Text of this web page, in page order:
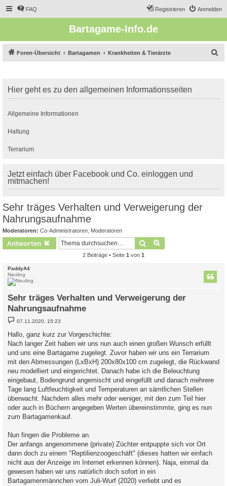
FAQ Anmelden
Registrieren
Bartagame-Info.de
Foren-Übersicht Bartagamen Krankheiten & Tierärzte
e
Hier geht es zu den allgemeinen Informationsseiten
Allgemeine Informationen
Haltung
Terrarium
Jetzt einfach über Facebook und Co. einloggen und
mitmachen!
Sehr träges Verhalten und Verweigerung der
Nahrungsaufnahme
Moderatoren: Co-Administratoren Moderatoren
Antworten Suche
2 Beiträge • Seite 1 von 1
PaddyA4
Neuling
Sehr träges Verhalten und Verweigerung der
Nahrungsaufnahme
B
e
i
t
r
a
g
07.11.2020, 15:23
Hallo, ganz kurz zur Vorgeschichte:
Nach langer Zeit haben wir uns nun auch einen großen Wunsch erfüllt
und uns eine Bartagame zugelegt. Zuvor haben wir uns ein Terrarium
mit den Abmessungen (LxBxH) 200x80x100 cm zugelegt, die Rückwand
neu modelliert und eingerichtet. Danach habe ich die Beleuchtung
eingebaut, Bodengrund angemischt und eingefüllt und danach mehrere
Tage lang Luftfeuchtigkeit und Temperaturen an sämtlichen Stellen
überwacht. Nachdem alles mehr oder weniger, mit den zum Teil hier
oder auch in Büchern angegeben Werten übereinstimmte, ging es nun
zum Bartagamenkauf.
Nun fingen die Probleme an.
Der anfangs angenommene (private) Züchter entpuppte sich vor Ort
dann doch zu einem "Reptilienzoogeschäft" (dieses hatten wir einfach
nicht aus der Anzeige im Internet erkennen können). Naja, einmal da
gewesen haben wir uns natürlich doch sofort in ein
Bartagamenmännchen vom Juli-Wurf (2020) verliebt und es